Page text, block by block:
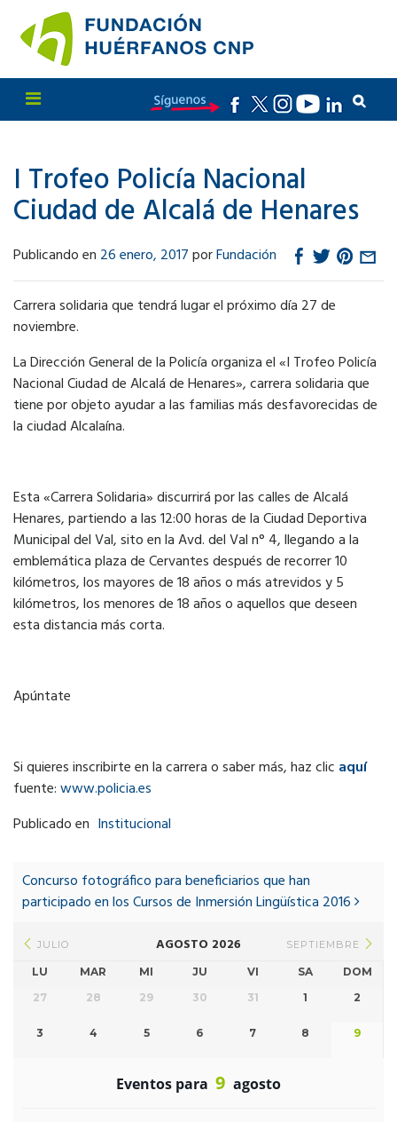
I Trofeo Policía Nacional
Ciudad de Alcalá de Henares
Publicando en 26 enero, 2017porFundación
Carrera solidaria que tendrá lugar el próximo día 27 de
noviembre.
La Dirección General de la Policía organiza el «I Trofeo Policía
Nacional Ciudad de Alcalá de Henares», carrera solidaria que
tiene por objeto ayudar a las familias más desfavorecidas de
la ciudad Alcalaína.
Esta «Carrera Solidaria» discurrirá por las calles de Alcalá
Henares, partiendo a las 12:00 horas de la Ciudad Deportiva
Municipal del Val, sito en la Avd. del Val n° 4, llegando a la
emblemática plaza de Cervantes después de recorrer 10
kilómetros, los mayores de 18 años o más atrevidos y 5
kilómetros, los menores de 18 años o aquellos que deseen
esta distancia más corta.
Apúntate
Si quieres inscribirte en la carrera o saber más, haz clic aquí
fuente:www.policia.es
Publicado en Institucional
navigation
Concurso fotográfico para beneficiarios que han
participado en los Cursos de Inmersión Lingüística 2016
JULIO AGOSTO 2026 SEPTIEMBRE
LU MAR MI JU VI SA
DOM
27
28 29 30 31 1 2
3 4 5 6 7 8 9
Eventos para 9 agosto